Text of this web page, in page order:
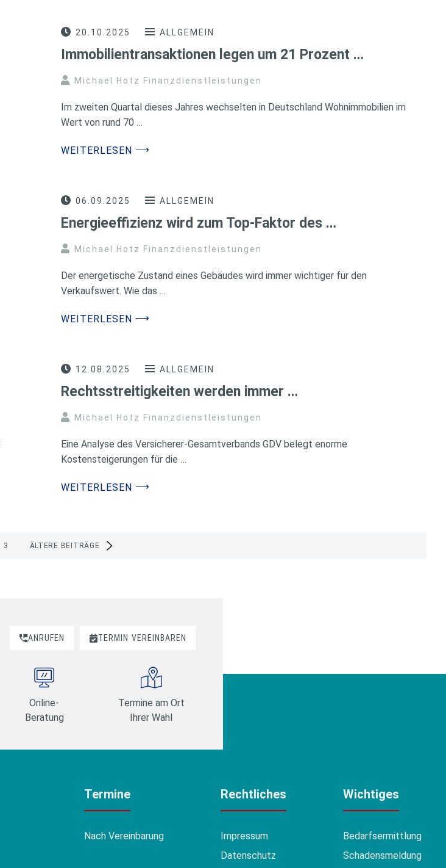
20.10.2025 ALLGEMEIN
Immobilientransaktionen legen um 21 Prozent …
Michael Hotz Finanzdienstleistungen
Im zweiten Quartal dieses Jahres wechselten in Deutschland Wohnimmobilien im
Wert von rund 70 …
WEITERLESEN ⟶
06.09.2025 ALLGEMEIN
Energieeffizienz wird zum Top-Faktor des …
Michael Hotz Finanzdienstleistungen
Der energetische Zustand eines Gebäudes wird immer wichtiger für den
Verkaufswert. Wie das …
WEITERLESEN ⟶
12.08.2025 ALLGEMEIN
Rechtsstreitigkeiten werden immer …
Michael Hotz Finanzdienstleistungen
Eine Analyse des Versicherer-Gesamtverbands GDV belegt enorme
Kostensteigerungen für die …
WEITERLESEN ⟶
3 ÄLTERE BEITRÄGE
ANRUFEN TERMIN VEREINBAREN
Online-
Beratung
Termine am Ort
Ihrer Wahl
Termine
Nach Vereinbarung
Rechtliches
Impressum
Datenschutz
Wichtiges
Bedarfsermittlung
Schadensmeldung